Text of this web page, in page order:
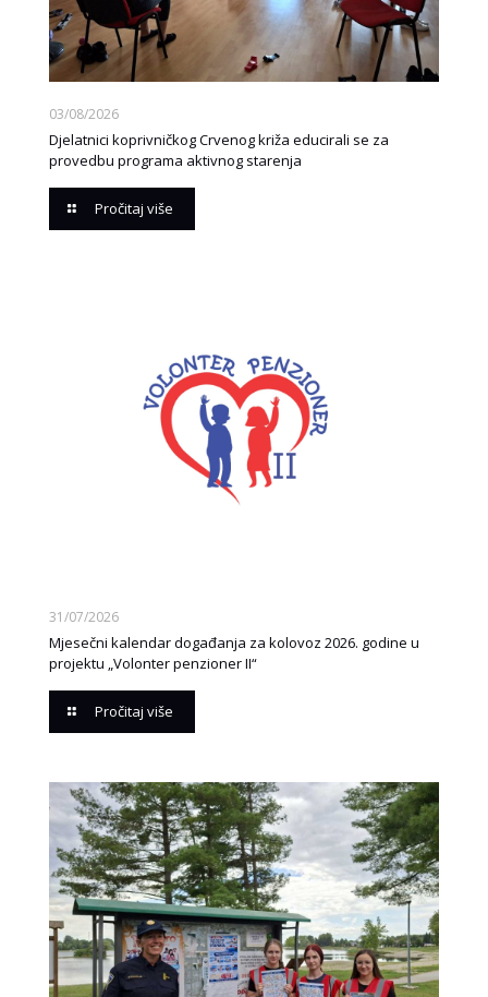
03/08/2026
Djelatnici koprivničkog Crvenog križa educirali se za
provedbu programa aktivnog starenja
Pročitaj više
31/07/2026
Mjesečni kalendar događanja za kolovoz 2026. godine u
projektu „Volonter penzioner II“
Pročitaj više